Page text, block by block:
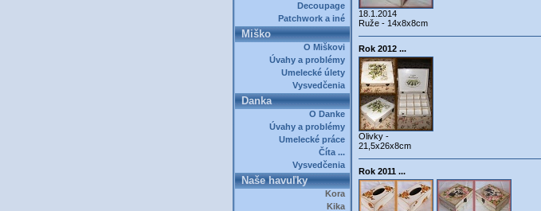
Decoupage
Patchwork a iné
Miško
O Miškovi
Úvahy a problémy
Umelecké úlety
Vysvedčenia
Danka
O Danke
Úvahy a problémy
Umelecké práce
Číta ...
Vysvedčenia
Naše havuľky
Kora
Kika
18.1.2014
Ruže - 14x8x8cm
Rok 2012 ...
Olivky -
21,5x26x8cm
Rok 2011 ...